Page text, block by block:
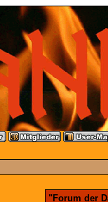
"Forum der